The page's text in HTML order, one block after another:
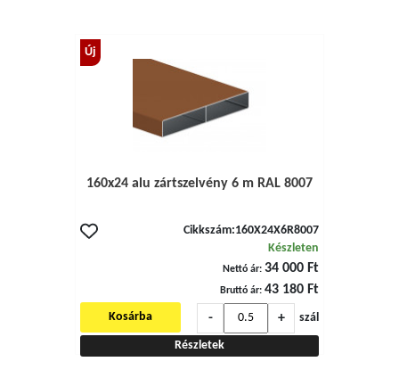
Új
160x24 alu zártszelvény 6 m RAL 8007
Cikkszám:160X24X6R8007
Készleten
Nettó ár: 34 000 Ft
Bruttó ár: 43 180 Ft
-
+ szál
Kosárba
Részletek